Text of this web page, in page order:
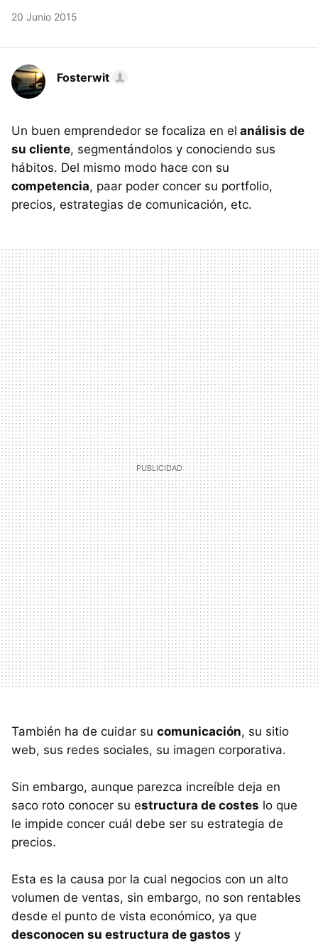
20 Junio 2015
Fosterwit
Un buen emprendedor se focaliza en el análisis de
su cliente, segmentándolos y conociendo sus
hábitos. Del mismo modo hace con su
competencia, paar poder concer su portfolio,
precios, estrategias de comunicación, etc.
También ha de cuidar su comunicación, su sitio
web, sus redes sociales, su imagen corporativa.
Sin embargo, aunque parezca increíble deja en
saco roto conocer su estructura de costes lo que
le impide concer cuál debe ser su estrategia de
precios.
Esta es la causa por la cual negocios con un alto
volumen de ventas, sin embargo, no son rentables
desde el punto de vista económico, ya que
desconocen su estructura de gastos y